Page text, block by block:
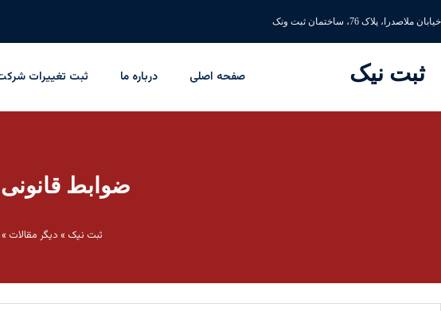
خیابان ملاصدرا، پلاک 76، ساختمان ثبت ونک
ثبت نیک صفحه اصلی درباره ما ثبت تغییرات
ضوابط
ثبت نیک » دیگر مقالات »